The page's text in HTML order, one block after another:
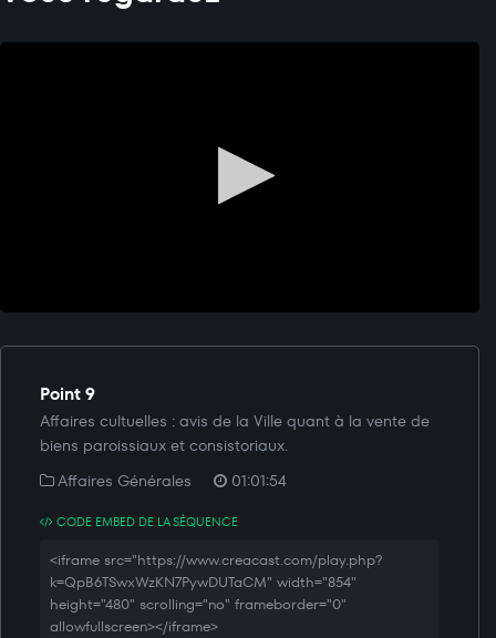
Point 9
Affaires cultuelles : avis de la Ville quant à la vente de
biens paroissiaux et consistoriaux.
Affaires Générales
01:01:54
CODE EMBED DE LA SÉQUENCE
<iframe src="https://www.creacast.com/play.php?
k=QpB6TSwxWzKN7PywDUTaCM" width="854"
height="480" scrolling="no" frameborder="0"
allowfullscreen></iframe>